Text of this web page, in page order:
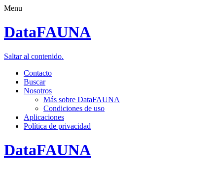
Menu
DataFAUNA
Saltar al contenido.
Contacto
Buscar
Nosotros
Más sobre DataFAUNA
Condiciones de uso
Aplicaciones
Política de privacidad
DataFAUNA